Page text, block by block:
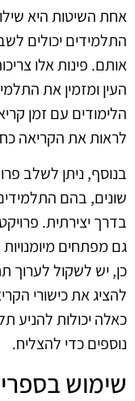
אחת השיטות היא
התלמידים יכולים
אותם. פינות אלו
העין ומזמין את
הלימודים עם זמן
לראות את הקריאה
בנוסף, ניתן לשלב
שונים, בהם
בדרך יצירתית.
גם מפתחים
כן, יש לשקול לערוך
להציג את כישורי
כאלה יכולות להניע
נוספים כדי להצליח.
שימוש